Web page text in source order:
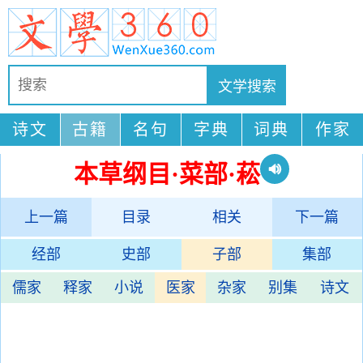
诗文 古籍 名句 字典 词典 作家
本草纲目·菜部·菘
上一篇 目录 相关 下一篇
经部 史部 子部 集部
儒家 释家 小说 医家 杂家 别集 诗文